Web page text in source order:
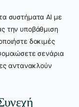
συστήματα AI με
την υποβάθμιση
δοκιμές
σενάρια
αντανακλούν